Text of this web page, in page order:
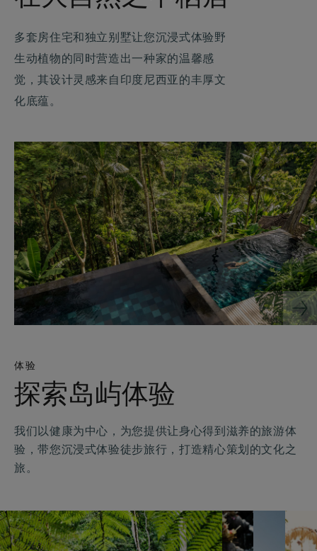
多套房住宅和独立别墅让您沉浸式体验野
生动植物的同时营造出一种家的温馨感
觉，其设计灵感来自印度尼西亚的丰厚文
化底蕴。
体验
探索岛屿体验
我们以健康为中心，为您提供让身心得到滋养的旅游体
验，带您沉浸式体验徒步旅行，打造精心策划的文化之
旅。